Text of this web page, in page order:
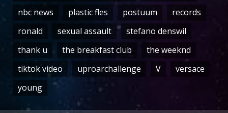
nbc news
plastic fles postuum
records
ronald
sexual assault
stefano denswil
thank u
the breakfast club
the weeknd
tiktok video
uproarchallenge V
versace
young